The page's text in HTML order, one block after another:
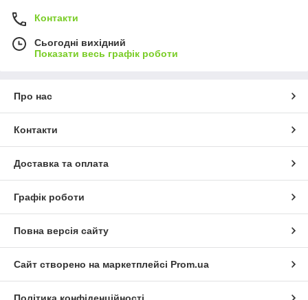
Контакти
Сьогодні вихідний
Показати весь графік роботи
Про нас
Контакти
Доставка та оплата
Графік роботи
Повна версія сайту
Сайт створено на маркетплейсі Prom.ua